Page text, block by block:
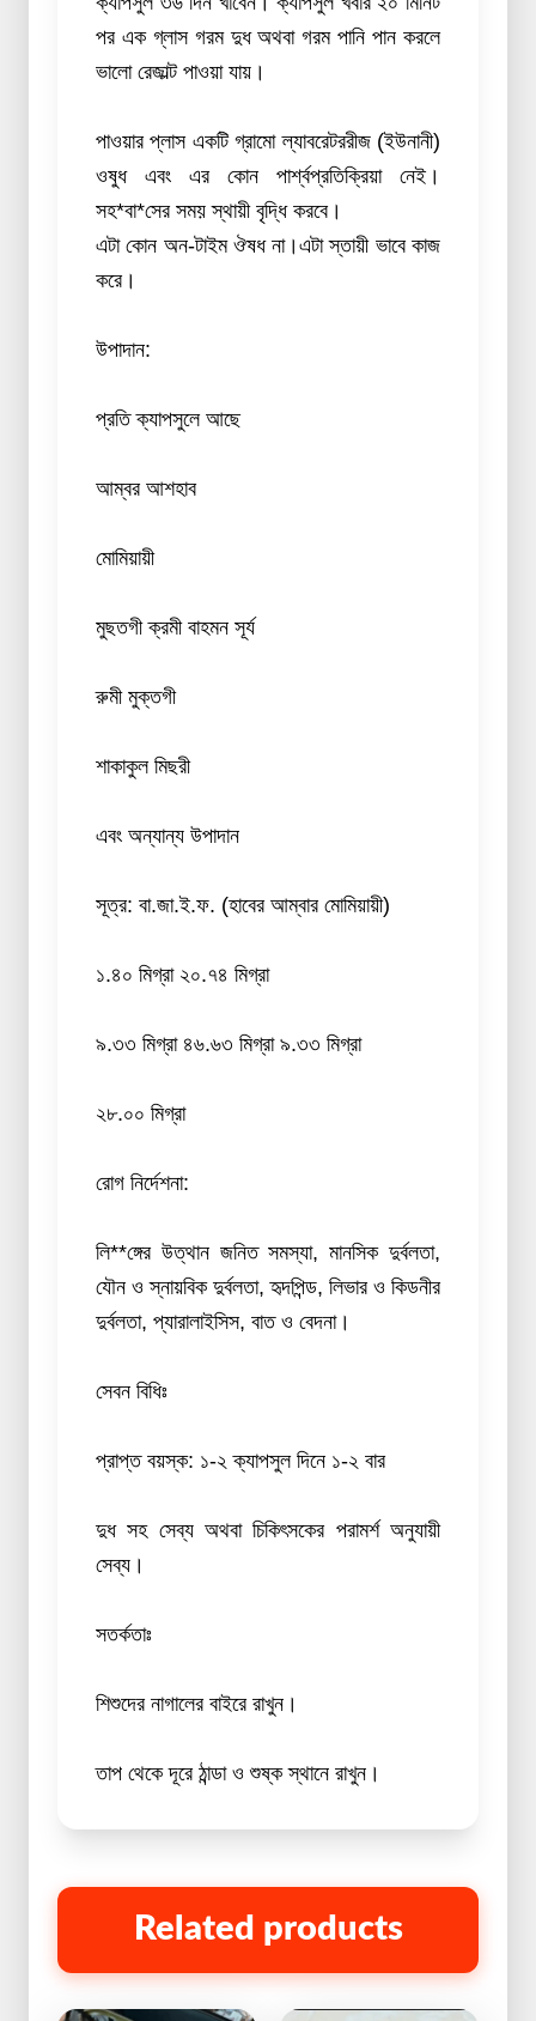
পর এক গ্লাস গরম দুধ অথবা গরম পানি পান করলে
ভালো রেজাল্ট পাওয়া যায়।
পাওয়ার প্লাস একটি গ্রামো ল্যাবরেটররীজ (ইউনানী)
ওষুধ এবং এর কোন পার্শ্বপ্রতিক্রিয়া নেই।
সহ*বা*সের সময় স্থায়ী বৃদ্ধি করবে।
এটা কোন অন-টাইম ঔষধ না।এটা স্তায়ী ভাবে কাজ
করে।
উপাদান:
প্রতি ক্যাপসুলে আছে
আম্বর আশহাব
মোমিয়ায়ী
মুছতগী ক্রমী বাহমন সূর্য
রুমী মুক্তগী
শাকাকুল মিছরী
এবং অন্যান্য উপাদান
সূত্র: বা.জা.ই.ফ. (হাবের আম্বার মোমিয়ায়ী)
১.৪০ মিগ্রা ২০.৭৪ মিগ্রা
৯.৩৩ মিগ্রা ৪৬.৬৩ মিগ্রা ৯.৩৩ মিগ্রা
২৮.০০ মিগ্রা
রোগ নির্দেশনা:
লি**ঙ্গের উত্থান জনিত সমস্যা, মানসিক দুর্বলতা,
যৌন ও স্নায়বিক দুর্বলতা, হৃদপিন্ড, লিভার ও কিডনীর
দুর্বলতা, প্যারালাইসিস, বাত ও বেদনা।
সেবন বিধিঃ
প্রাপ্ত বয়স্ক: ১-২ ক্যাপসুল দিনে ১-২ বার
দুধ সহ সেব্য অথবা চিকিৎসকের পরামর্শ অনুযায়ী
সেব্য।
সতর্কতাঃ
শিশুদের নাগালের বাইরে রাখুন।
তাপ থেকে দূরে ঠান্ডা ও শুষ্ক স্থানে রাখুন।
Related products